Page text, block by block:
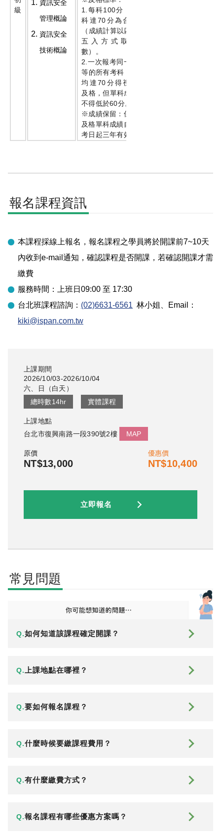
級
資訊安全
管理概論
資訊安全
技術概論
1. 每科100分，該
科達 70 分為合格
（成績計算以四捨
五入方式取整
數）。
2.一次報考同一級
等的所有考科，平
均達 70 分得視為
及格，但單科成績
不得低於60分。
※成績保留：保留
及格單科成績自應
考日起三年有效。
報名課程資訊
本課程採線上報名，報名課程之學員將於開課前7~10天
內收到e-mail通知，確認課程是否開課，若確認開課才需
繳費
服務時間：上班日09:00 至 17:30
台北班課程諮詢： (02)6631-6561 林小姐
、Email：
kiki@ispan.com.tw
上課期間
2026/10/03-2026/10/04
六、日
（白天 ）
總時數14hr 實體課程
上課地點
台北市復興南路一段390號2樓
MAP
原價
NT$13,000
優惠價
NT$10,400
立即報名
常見問題
Q.如何知道該課程確定開課？
Q. 上課地點在哪裡？
Q.要如何報名課程？
Q.什麼時候要繳課程費用？
Q.有什麼繳費方式？
Q.報名課程有哪些優惠方案嗎？